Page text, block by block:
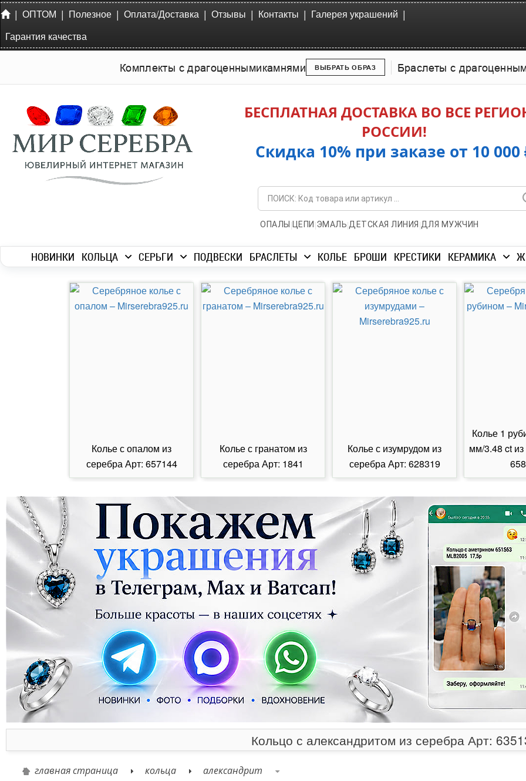
| ОПТОМ | Полезное | Оплата/Доставка | Отзывы | Контакты | Галерея украшений |
Гарантия качества
Комплекты с драгоценнымикамнями ВЫБРАТЬ ОБРАЗ Браслеты с
БЕСПЛАТНАЯ ДОСТАВКА ВО ВСЕ
РОССИИ!
Скидка 10% при заказе от 10 000
ОПАЛЫ | ЦЕПИ |ЭМАЛЬ|ДЕТСКАЯ ЛИНИЯ |ДЛЯ МУЖЧИН
НОВИНКИ КОЛЬЦА СЕРЬГИ ПОДВЕСКИ БРАСЛЕТЫ КОЛЬЕ БРОШИ КРЕСТИКИ КЕРАМИКА
Колье с опалом из
серебра Арт: 657144
Колье с гранатом из
серебра Арт: 1841
Колье с изумрудом из
серебра Арт: 628319
Колье 1
мм/3.48 ct
Кольцо с александритом из серебра Арт:
главная страница кольца александрит